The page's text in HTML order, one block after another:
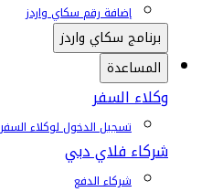
إضافة رقم سكاي واردز
برنامج سكاي واردز
المساعدة
وكلاء السفر
تسجيل الدخول لوكلاء السفر
شركاء فلاي دبي
شركاء الدفع